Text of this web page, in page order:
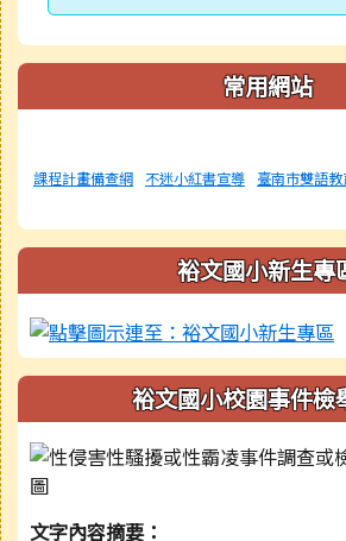
常用網站
課程計畫備查網 不迷小紅書宣導 臺南市雙語
裕文國小新生專
裕文國小校園事件檢
文字內容摘要：